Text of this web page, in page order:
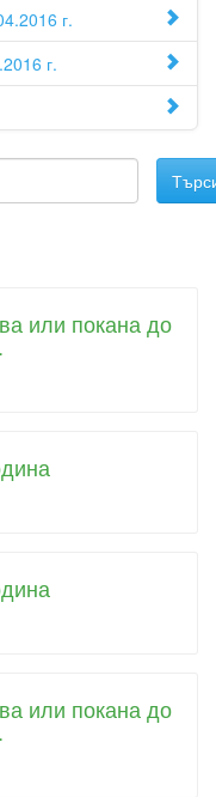
г.
г.
или покана до
или покана до